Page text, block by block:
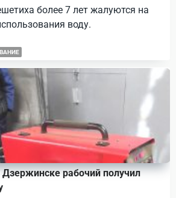
более 7 лет жалуются на
воду.
Дзержинске рабочий получил